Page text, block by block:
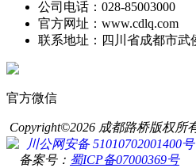
公司电话：028-85003000
官方网址：www.cdlq.com
联系地址：四川省成都市武
官方微信
Copyright©2026 成都路桥版权所
川公网安备 51010702001400号
备案号： 蜀ICP备07000369号